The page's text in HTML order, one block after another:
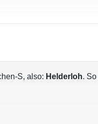
S, also: Helderloh.